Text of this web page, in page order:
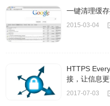
一键清理缓
2015-03-04
HTTPS
接，让信息
2017-07-03